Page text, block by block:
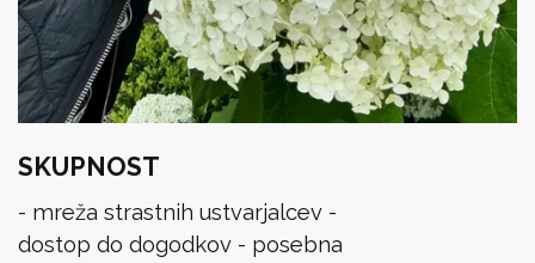
SKUPNOST
- mreža strastnih ustvarjalcev -
dostop do dogodkov - posebna